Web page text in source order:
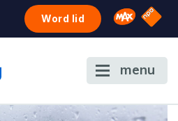
Word lid Omroep
NPO
menu